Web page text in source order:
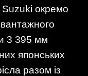
окремо
3 395 мм
японських
разом із